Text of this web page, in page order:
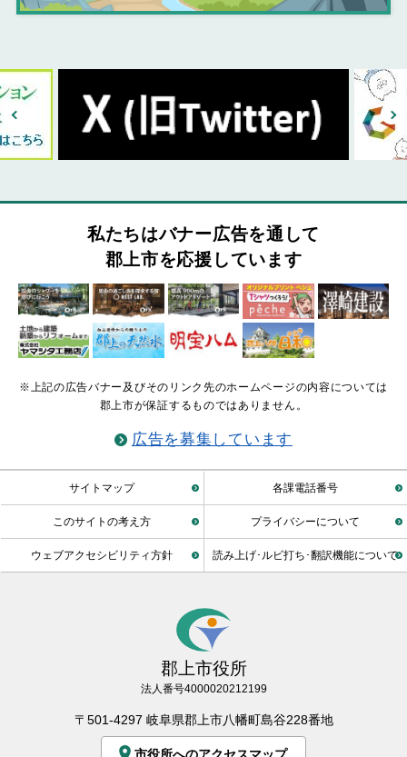
私たちはバナー広告を通して
郡上市を応援しています
※上記の広告バナー及びそのリンク先のホームページの内容については
郡上市が保証するものではありません。
広告を募集しています
サイトマップ 各課電話番号
このサイトの考え方 プライバシーについて
ウェブアクセシビリティ方針 読み上げ･ルビ打ち･翻訳機能について
郡上市役所
法人番号4000020212199
〒501-4297 岐阜県郡上市八幡町島谷228番地